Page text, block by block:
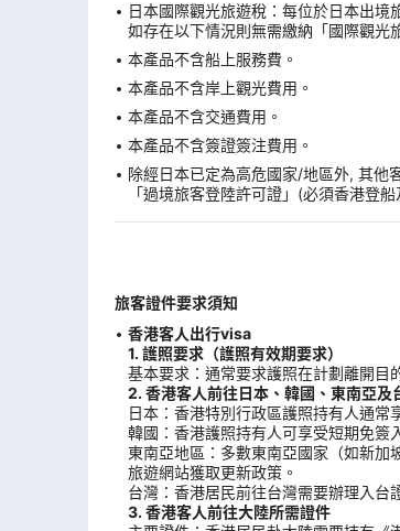
日本國際觀光旅遊稅：每位於日本出境
如存在以下情況則無需繳納「國際觀光
本產品不含船上服務費。
本產品不含岸上觀光費用。
本產品不含交通費用。
本產品不含簽證簽注費用。
除經日本已定為高危國家/地區外, 其他
「過境旅客登陸許可證」(必須香港登船
旅客證件要求須知
香港客人出行visa
1. 護照要求（護照有效期要求）
基本要求：通常要求護照在計劃離開目
2. 香港客人前往日本、韓國、東南亞及
日本：香港特別行政區護照持有人通常
韓國：香港護照持有人可享受短期免簽
東南亞地區：多數東南亞國家（如新
旅遊網站獲取更新政策。
台灣：香港居民前往台灣需要辦理入台
3. 香港客人前往大陸所需證件